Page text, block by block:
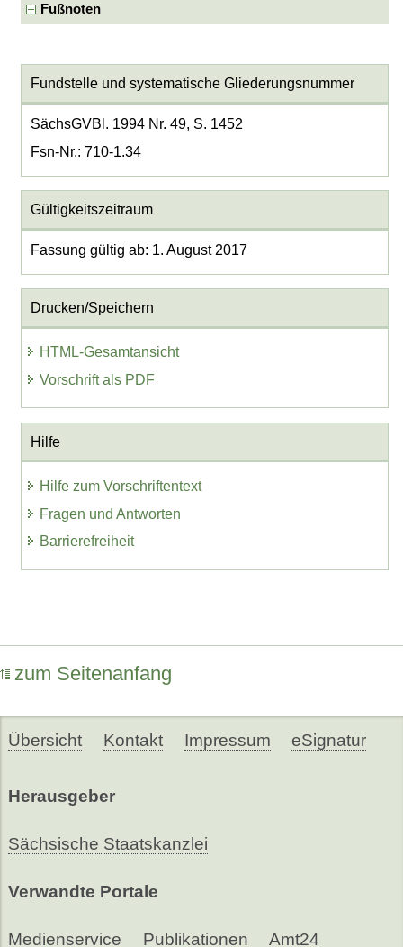
Fußnoten
Fundstelle und systematische Gliederungsnummer
SächsGVBl. 1994 Nr. 49, S. 1452
Fsn-Nr.: 710-1.34
Gültigkeitszeitraum
Fassung gültig ab: 1. August 2017
Drucken/Speichern
HTML-Gesamtansicht
Vorschrift als PDF
Hilfe
Hilfe zum Vorschriftentext
Fragen und Antworten
Barrierefreiheit
zum Seitenanfang
Übersicht Kontakt Impressum eSignatur
Herausgeber
Sächsische Staatskanzlei
Verwandte Portale
Medienservice Publikationen Amt24